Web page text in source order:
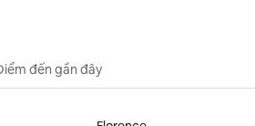
đến gần đây